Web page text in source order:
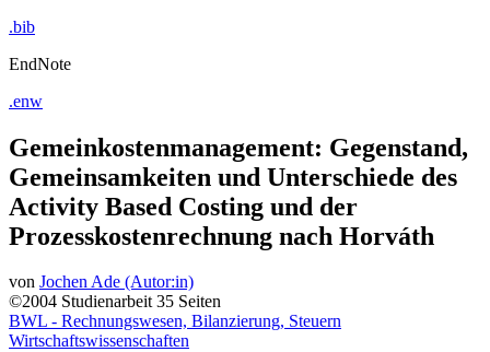
.bib
EndNote
.enw
Gemeinkostenmanagement: Gegenstand,
Gemeinsamkeiten und Unterschiede des
Activity Based Costing und der
Prozesskostenrechnung nach Horváth
von Jochen Ade (Autor:in)
©2004 Studienarbeit 35 Seiten
BWL - Rechnungswesen, Bilanzierung, Steuern
Wirtschaftswissenschaften